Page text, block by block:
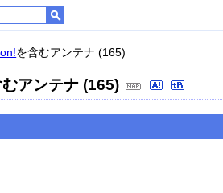
を含むアンテナ (165)
むアンテナ (165)